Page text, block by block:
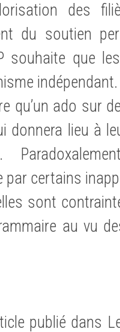
des
du soutien
souhaite que
qu’un ado sur
donnera lieu à
par certains
sont
au vu
publié dans